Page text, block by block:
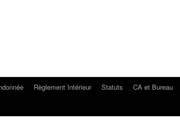
Règlement Intérieur Statuts
CA et Bureau